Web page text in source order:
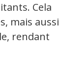
Cela
mais aussi
rendant